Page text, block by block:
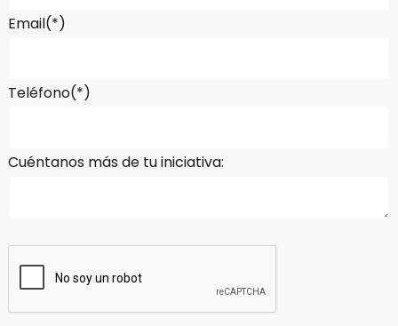
Email(*)
Teléfono(*)
Cuéntanos más de tu iniciativa: